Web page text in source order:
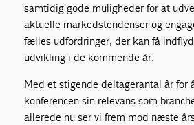
samtidig gode muligheder for at
aktuelle markedstendenser og
fælles udfordringer, der kan få
udvikling i de kommende år.
Med et stigende deltagerantal år for
konferencen sin relevans som
allerede nu ser vi frem mod næste